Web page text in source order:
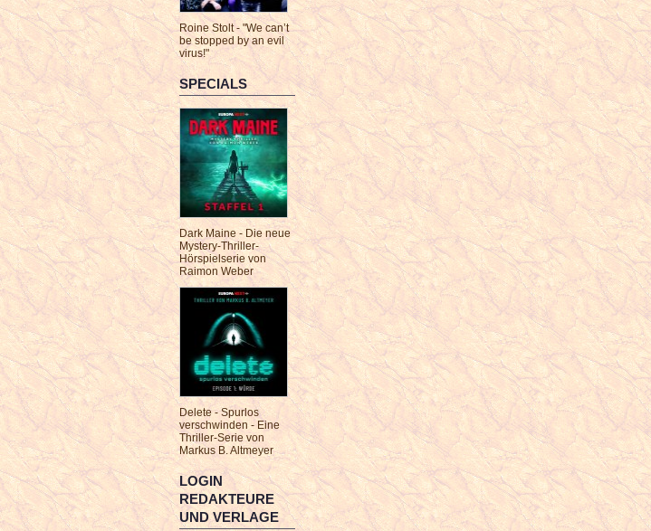
Roine Stolt - "We can’t
be stopped by an evil
virus!"
SPECIALS
Dark Maine - Die neue
Mystery-Thriller-
Hörspielserie von
Raimon Weber
Delete - Spurlos
verschwinden - Eine
Thriller-Serie von
Markus B. Altmeyer
LOGIN
REDAKTEURE
UND VERLAGE